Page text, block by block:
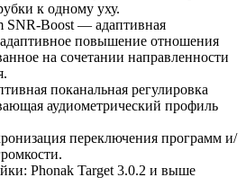
к одному уху.
SNR-Boost — адаптивная
повышение отношения
на сочетании направленности
поканальная регулировка
аудиометрический профиль
переключения программ и/
Phonak Target 3.0.2 и выше